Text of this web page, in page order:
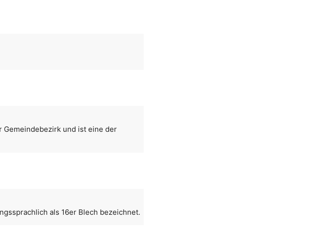
Gemeindebezirk und ist eine der
als 16er Blech bezeichnet.